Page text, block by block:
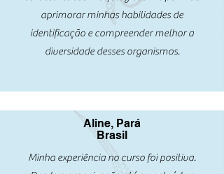
aprimorar minhas habilidades de
identificação e compreender melhor a
diversidade desses organismos.
Aline, Pará
Brasil
Minha experiência no curso foi positiva.